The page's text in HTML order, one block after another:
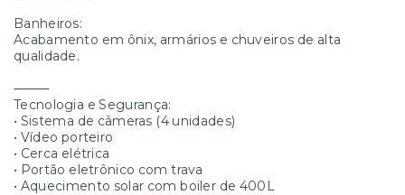
Banheiros:
Acabamento em ônix, armários e chuveiros de alta
qualidade.
⸻
Tecnologia e Segurança:
• Sistema de câmeras (4 unidades)
• Vídeo porteiro
• Cerca elétrica
• Portão eletrônico com trava
• Aquecimento solar com boiler de 400L